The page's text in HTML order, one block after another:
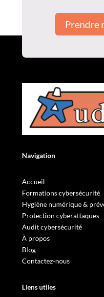
Prendre
Navigation
Accueil
Formations cybersécurité
Hygiène numérique &
Protection cyberattaques
Audit cybersécurité
À propos
Blog
Contactez-nous
Liens utiles